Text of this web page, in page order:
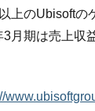
上のUbisoftの
月期は売上収